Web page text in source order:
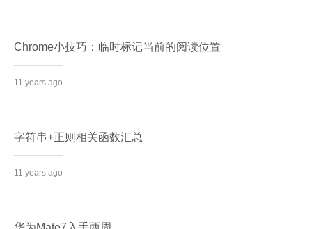
Chrome小技巧：临时标记当前的阅读位置
11 years ago
字符串+正则相关函数汇总
11 years ago